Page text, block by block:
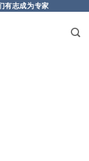
有志成为专家